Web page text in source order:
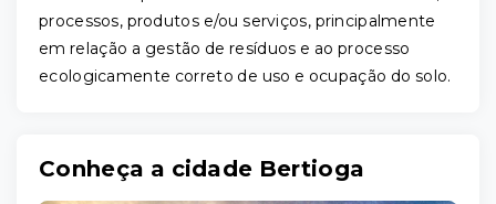
processos, produtos e/ou serviços, principalmente
em relação a gestão de resíduos e ao processo
ecologicamente correto de uso e ocupação do solo.
Conheça a cidade Bertioga